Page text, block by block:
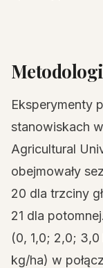
Eksperymenty
stanowiskach
Agricultural
obejmowały
20 dla trzciny
21 dla
(0, 1,0; 2,0;
kg/ha) w